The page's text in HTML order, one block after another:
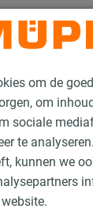
om de
om
sociale
te
kunnen we
C en Type S